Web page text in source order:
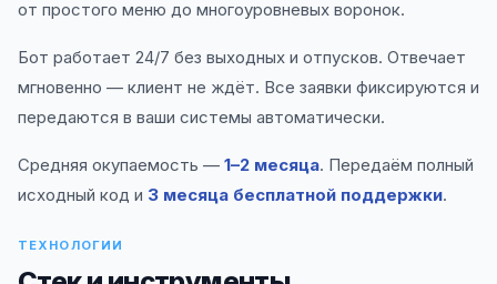
от простого меню до многоуровневых воронок.
Бот работает 24/7 без выходных и отпусков. Отвечает
мгновенно — клиент не ждёт. Все заявки фиксируются и
передаются в ваши системы автоматически.
Средняя окупаемость — 1–2 месяца. Передаём полный
исходный код и 3 месяца бесплатной поддержки.
ТЕХНОЛОГИИ